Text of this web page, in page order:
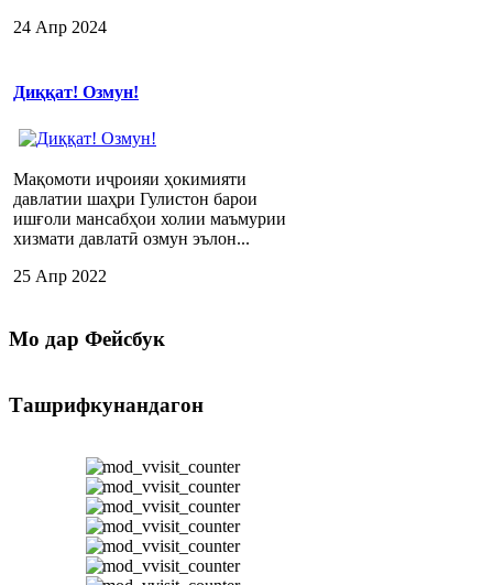
24 Апр 2024
Диққат! Озмун!
Мақомоти иҷроияи ҳокимияти
давлатии шаҳри Гулистон барои
ишғоли мансабҳои холии маъмурии
хизмати давлатӣ озмун эълон...
25 Апр 2022
Мо дар Фейсбук
Ташрифкунандагон